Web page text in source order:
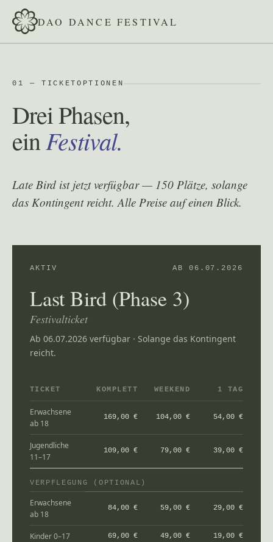
DAO DANCE FESTIVAL
01 — TICKETOPTIONEN
Drei Phasen,
einFestival.
Late Bird ist jetzt verfügbar — 150 Plätze, solange
das Kontingent reicht. Alle Preise auf einen Blick.
AKTIV AB 06.07.2026
Last Bird (Phase 3)
Festivalticket
Ab 06.07.2026 verfügbar · Solange das Kontingent
reicht.
TICKET KOMPLETT WEEKEND 1 TAG
Erwachsene
ab 18
169,00 € 104,00 € 54,00 €
Jugendliche
11–17
109,00 € 79,00 € 39,00 €
VERPFLEGUNG (OPTIONAL)
Erwachsene
ab 18
84,00 € 59,00 € 29,00 €
Kinder 0–17 69,00 € 49,00 € 19,00 €